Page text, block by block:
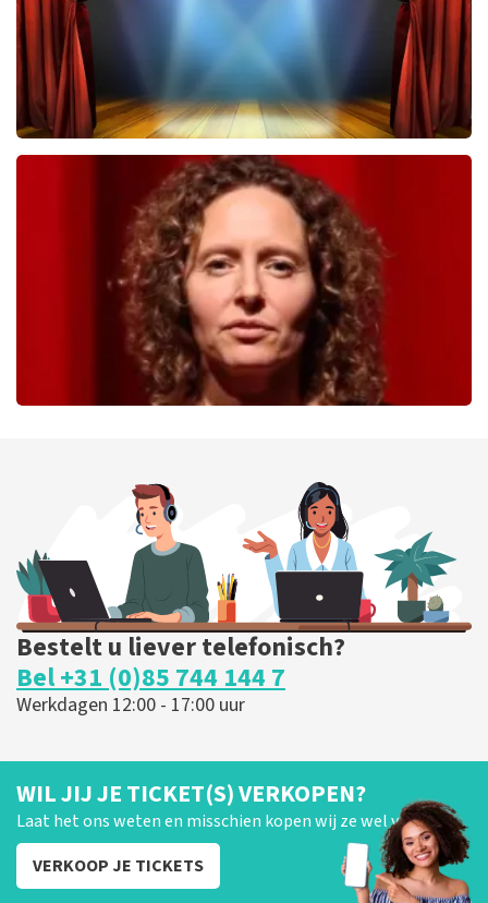
40 45 De Musical
laatste 30 minuten
BESTEL NU
BESTEL NU
Bestelt u liever telefonisch?
Bel +31 (0)85 744 144 7
Werkdagen 12:00 - 17:00 uur
WIL JIJ JE TICKET(S) VERKOPEN?
Laat het ons weten en misschien kopen wij ze wel van je!
VERKOOP JE TICKETS